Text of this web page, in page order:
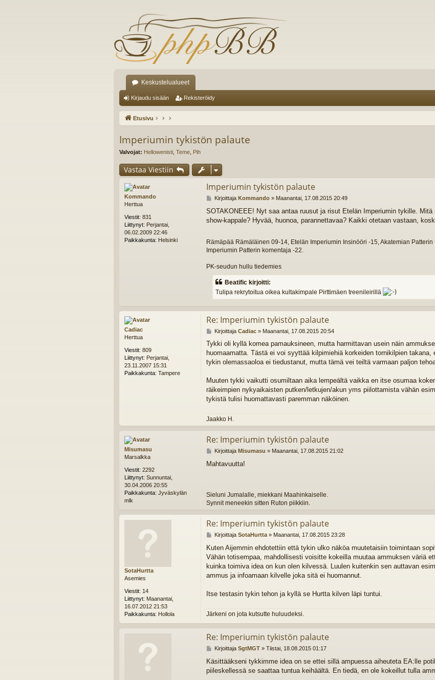
Keskustelualueet
Kirjaudu sisään Rekisteröidy
Etusivu
Imperiumin tykistön palaute
Valvojat: Hellowenisti Teme Pih
Vastaa Viestiin
Kommando
Herttua
Viestit: 831
Liittynyt: Perjantai,
06.02.2009 22:46
Paikkakunta: Helsinki
Imperiumin tykistön palaute
V
e
s
Kirjoittaja Kommando» Maanantai, 17.08.2015 20:49
SOTAKONEEE! Nyt saa antaa ruusut ja risut Etelän Imperiumin tykille.
show-kappale? Hyvää, huonoa, parannettavaa? Kaikki otetaan vastaan,
Rämäpää Rämäläinen 09-14, Etelän Imperiumin Insinööri -15, Akatemian
Imperiumin Patterin komentaja -22.
PK-seudun hullu tiedemies
Beatific kirjoitti:
Tulipa rekrytoitua oikea kultakimpale Pirttimäen treenileirillä
Cadiac
Herttua
Viestit: 809
Liittynyt: Perjantai,
23.11.2007 15:31
Paikkakunta: Tampere
Re: Imperiumin tykistön palaute
V
e
s
t
Kirjoittaja Cadiac» Maanantai, 17.08.2015 20:54
Tykki oli kyllä komea pamauksineen, mutta harmittavan usein näin
huomaamatta. Tästä ei voi syyttää kilpimiehiä korkeiden tornikilpien
tykin olemassaoloa ei tiedustanut, mutta tämä vei teiltä varmaan paljon
Muuten tykki vaikutti osumiltaan aika lempeältä vaikka en itse osumaa
räikeimpien nykyaikaisten putken/letkujen/akun yms piilottamista vähän
tykistä tulisi huomattavasti paremman näköinen.
Jaakko H.
Misumasu
Marsalkka
Viestit: 2292
Liittynyt: Sunnuntai,
30.04.2006 20:55
Paikkakunta: Jyväskylän
mlk
Re: Imperiumin tykistön palaute
V
e
Kirjoittaja Misumasu » Maanantai, 17.08.2015 21:02
Mahtavuutta!
Sieluni Jumalalle, miekkani Maahinkaiselle.
Synnit meneekin sitten Ruton piikkiin.
SotaHurtta
Asemies
Viestit: 14
Liittynyt: Maanantai,
16.07.2012 21:53
Paikkakunta: Hollola
Re: Imperiumin tykistön palaute
V
e
s
t
Kirjoittaja SotaHurtta» Maanantai, 17.08.2015 23:28
Kuten Aijemmin ehdotettiin että tykin ulko näköa muutetaisiin toimintaan
Vähän totisempaa, mahdollisesti voisitte kokeilla muutaa ammuksen väriä
kuinka toimiva idea on kun olen kilvessä. Luulen kuitenkin sen auttavan
ammus ja infoamaan kilvelle joka sitä ei huomannut.
Itse testasin tykin tehon ja kyllä se Hurtta kilven läpi tuntui.
Järkeni on jota kutsutte huluudeksi.
Re: Imperiumin tykistön palaute
V
e
s
Kirjoittaja SgtMGT» Tiistai, 18.08.2015 01:17
Käsittääkseni tykkimme idea on se ettei sillä ampuessa aiheuteta EA:lle
piileskellessä se saattaa tuntua keihäältä. En tiedä, en ole kokeillut tulla